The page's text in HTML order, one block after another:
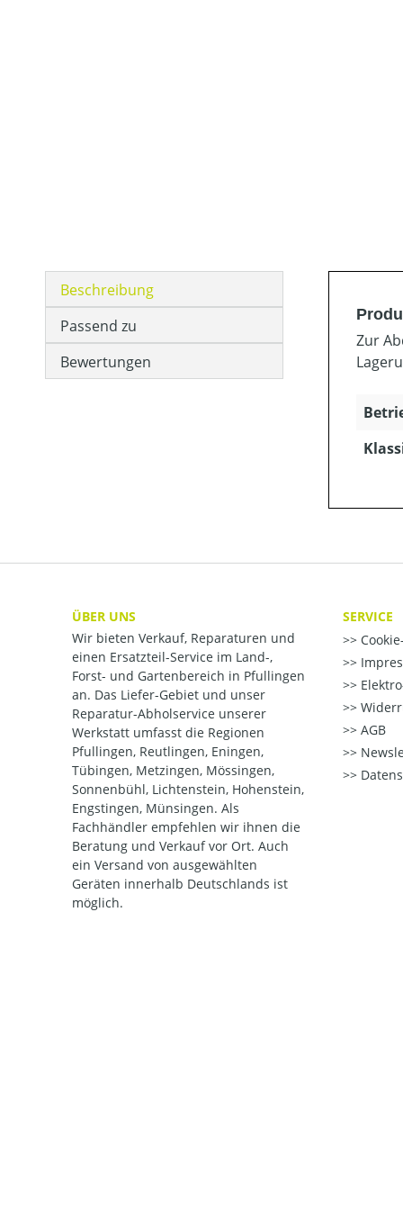
Beschreibung
Passend zu
Bewertungen
Zur
ÜBER UNS
Wir bieten Verkauf, Reparaturen und
einen Ersatzteil-Service im Land-,
Forst- und Gartenbereich in Pfullingen
an. Das Liefer-Gebiet und unser
Reparatur-Abholservice unserer
Werkstatt umfasst die Regionen
Pfullingen, Reutlingen, Eningen,
Tübingen, Metzingen, Mössingen,
Sonnenbühl, Lichtenstein, Hohenstein,
Engstingen, Münsingen. Als
Fachhändler empfehlen wir ihnen die
Beratung und Verkauf vor Ort. Auch
ein Versand von ausgewählten
Geräten innerhalb Deutschlands ist
möglich.
SERVICE
AGB